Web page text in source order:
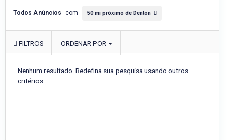
Todos Anúncios com 50 mi próximo de Denton
FILTROS ORDENAR POR
Nenhum resultado. Redefina sua pesquisa usando outros
critérios.